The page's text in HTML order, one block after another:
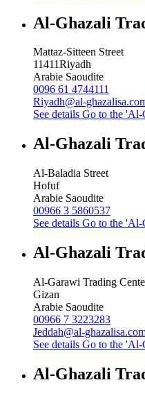
Al-Ghazali
Mattaz-Sitteen Street
11411Riyadh
Arabie Saoudite
0096 61 4744111
Riyadh@al-
See details Go to the 'Al-
Al-Ghazali
Al-Baladia Street
Hofuf
Arabie Saoudite
00966 3 5860537
See details Go to the 'Al-
Al-Ghazali
Al-Garawi Trading
Gizan
Arabie Saoudite
00966 7 3223283
Jeddah@al-
See details Go to the 'Al-
Al-Ghazali